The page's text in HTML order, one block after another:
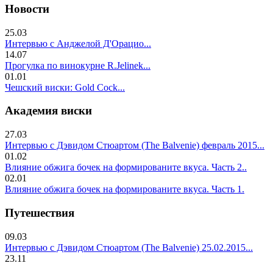
Новости
25.03
Интервью с Анджелой Д'Орацио...
14.07
Прогулка по винокурне R.Jelinek...
01.01
Чешский виски: Gold Cock...
Академия виски
27.03
Интервью с Дэвидом Стюартом (The Balvenie) февраль 2015...
01.02
Влияние обжига бочек на формированите вкуса. Часть 2..
02.01
Влияние обжига бочек на формированите вкуса. Часть 1.
Путешествия
09.03
Интервью с Дэвидом Стюартом (The Balvenie) 25.02.2015...
23.11